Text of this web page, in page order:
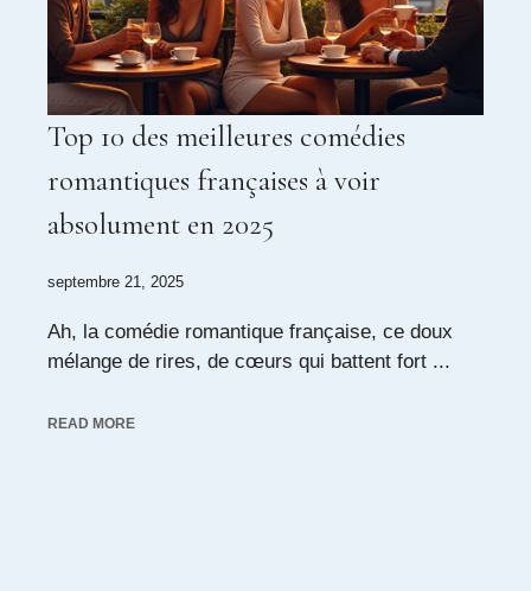
Top 10 des meilleures comédies
romantiques françaises à voir
absolument en 2025
septembre 21, 2025
Ah, la comédie romantique française, ce doux
mélange de rires, de cœurs qui battent fort ...
READ MORE